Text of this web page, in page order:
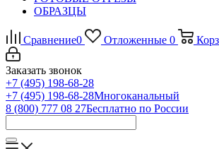
ОБРАЗЦЫ
Сравнение0 Отложенные 0
Заказать звонок
+7 (495) 198-68-28
+7 (495) 198-68-28Многоканальный
8 (800) 777 08 27Бесплатно по России